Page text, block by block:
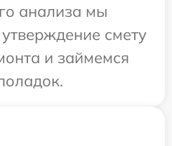
анализа мы
смету
и займемся